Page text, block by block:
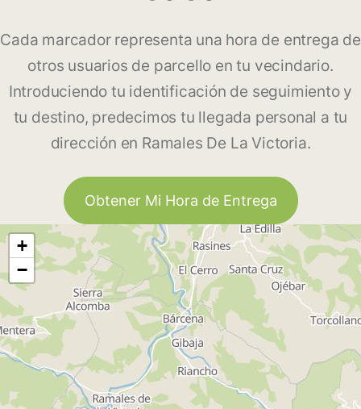
Cada marcador representa una hora de entrega de
otros usuarios de parcello en tu vecindario.
Introduciendo tu identificación de seguimiento y
tu destino, predecimos tu llegada personal a tu
dirección en Ramales De La Victoria.
Obtener Mi Hora de Entrega
+
−